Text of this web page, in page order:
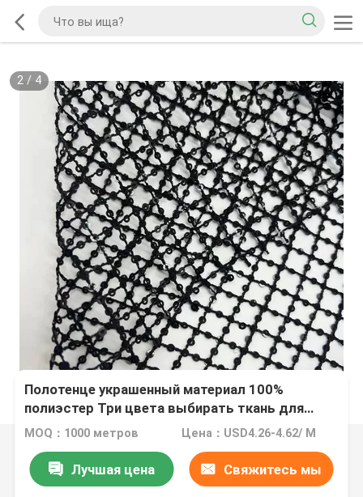
2/ 4
Полотенце украшенный материал 100%
полиэстер Три цвета выбирать ткань для
вечеринки платья
MOQ：1000 метров Цена：USD4.26-4.62/ M
Лучшая цена Свяжитесь мы